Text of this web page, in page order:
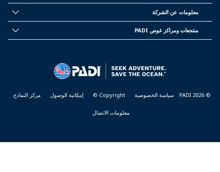
INFORMATION
معلومات عن الشركة
منتجعات ومراكز غوص PADI
© PADI 2026 سياسة الخصوصية Copyright © إمكانية الوصول مركز النماذج
معلومات الاتصال